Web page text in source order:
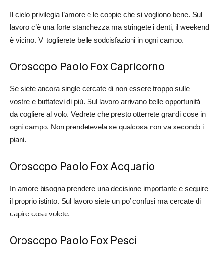
Il cielo privilegia l’amore e le coppie che si vogliono bene. Sul
lavoro c’è una forte stanchezza ma stringete i denti, il weekend
è vicino. Vi toglierete belle soddisfazioni in ogni campo.
Oroscopo Paolo Fox Capricorno
Se siete ancora single cercate di non essere troppo sulle
vostre e buttatevi di più. Sul lavoro arrivano belle opportunità
da cogliere al volo. Vedrete che presto otterrete grandi cose in
ogni campo. Non prendetevela se qualcosa non va secondo i
piani.
Oroscopo Paolo Fox Acquario
In amore bisogna prendere una decisione importante e seguire
il proprio istinto. Sul lavoro siete un po’ confusi ma cercate di
capire cosa volete.
Oroscopo Paolo Fox Pesci